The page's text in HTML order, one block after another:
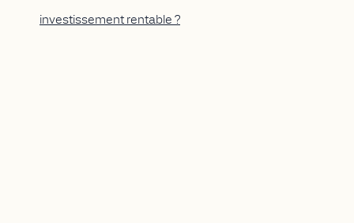
investissement rentable ?